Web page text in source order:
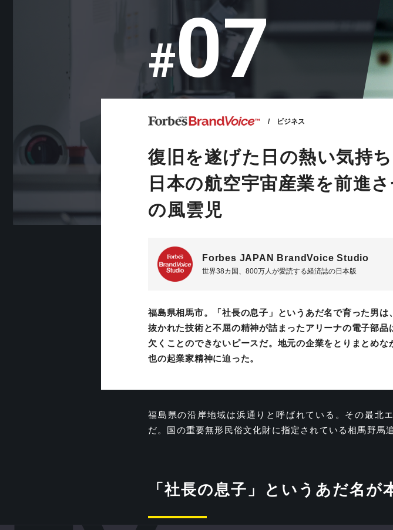
#07
/ ビジネス
復旧を遂げた日の熱い気持
日本の航空宇宙産業を前進
の風雲児
Forbes JAPAN BrandVoice Studio
世界38カ国、800万人が愛読する経済誌の日本版
福島県相馬市。「社長の息子」というあだ名で育った男
抜かれた技術と不屈の精神が詰まったアリーナの電子部
欠くことのできないピースだ。地元の企業をとりまとめ
也の起業家精神に迫った。
福島県の沿岸地域は浜通りと呼ばれている。その最北
だ。国の重要無形民俗文化財に指定されている相馬野馬
「社長の息子」 というあだ名が